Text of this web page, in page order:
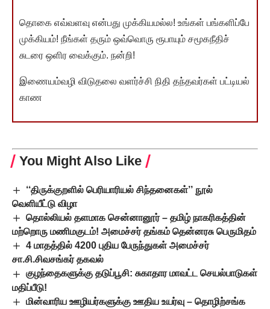
தொகை எவ்வளவு என்பது முக்கியமல்ல! உங்கள் பங்களிப்பே
முக்கியம்! நீங்கள் தரும் ஒவ்வொரு ரூபாயும் சமூகநீதிச்
சுடரை ஒளிர வைக்கும். நன்றி!
இணையம்வழி விடுதலை வளர்ச்சி நிதி தந்தவர்கள் பட்டியல்
காண
You Might Also Like
‘‘திருக்குறளில் பெரியாரியல் சிந்தனைகள்’’ நூல்
வெளியீட்டு விழா
தொல்லியல் தளமாக சென்னானூர் – தமிழ் நாகரிகத்தின்
மற்றொரு மணிமகுடம்! அமைச்சர் தங்கம் தென்னரசு பெருமிதம்
4 மாதத்தில் 4200 புதிய பேருந்துகள் அமைச்சர்
சா.சி.சிவசங்கர் தகவல்
குழந்தைகளுக்கு தடுப்பூசி: சுகாதார மாவட்ட செயல்பாடுகள்
மதிப்பீடு!
மின்வாரிய ஊழியர்களுக்கு ஊதிய உயர்வு – தொழிற்சங்க